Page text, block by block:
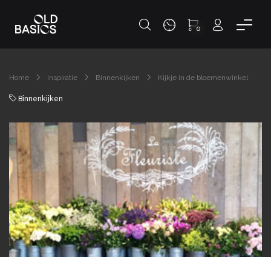
0
Home Inspiratie Binnenkijken Kijkje in de bloemenwinkel
Binnenkijken